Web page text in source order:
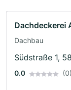
Dachdeckerei
Dachbau
Südstraße 1,
0.0 (0)